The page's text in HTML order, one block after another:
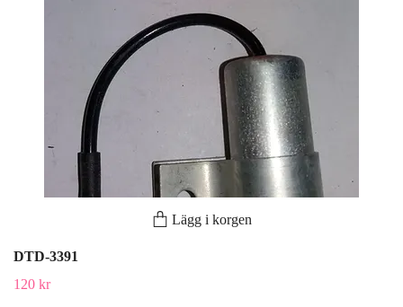
Lägg i korgen
DTD-3391
120 kr